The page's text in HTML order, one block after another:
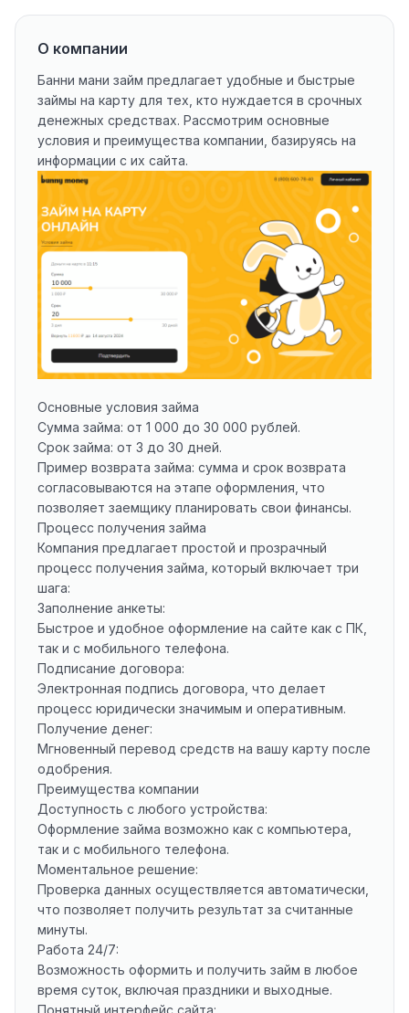
О компании
Банни мани займ предлагает удобные и быстрые
займы на карту для тех, кто нуждается в срочных
денежных средствах. Рассмотрим основные
условия и преимущества компании, базируясь на
информации с их сайта.
Основные условия займа
Сумма займа: от 1 000 до 30 000 рублей.
Срок займа: от 3 до 30 дней.
Пример возврата займа: сумма и срок возврата
согласовываются на этапе оформления, что
позволяет заемщику планировать свои финансы.
Процесс получения займа
Компания предлагает простой и прозрачный
процесс получения займа, который включает три
шага:
Заполнение анкеты:
Быстрое и удобное оформление на сайте как с ПК,
так и с мобильного телефона.
Подписание договора:
Электронная подпись договора, что делает
процесс юридически значимым и оперативным.
Получение денег:
Мгновенный перевод средств на вашу карту после
одобрения.
Преимущества компании
Доступность с любого устройства:
Оформление займа возможно как с компьютера,
так и с мобильного телефона.
Моментальное решение:
Проверка данных осуществляется автоматически,
что позволяет получить результат за считанные
минуты.
Работа 24/7:
Возможность оформить и получить займ в любое
время суток, включая праздники и выходные.
Понятный интерфейс сайта: